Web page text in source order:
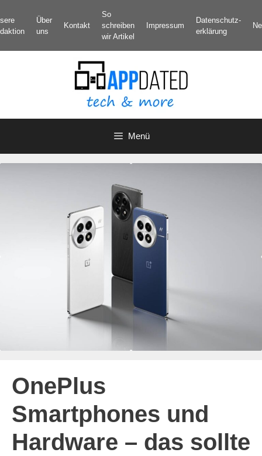
Inhalt
springen
Über
uns
Kontakt
So
schreiben
wir Artikel
Impressum
Datenschutz­
erklärung
Menü
OnePlus
Smartphones und
Hardware – das sollte